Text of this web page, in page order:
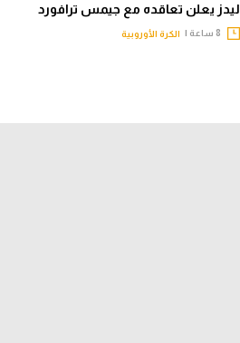
ليدز يعلن تعاقده مع جيمس ترافورد
الكرة الأوروبية